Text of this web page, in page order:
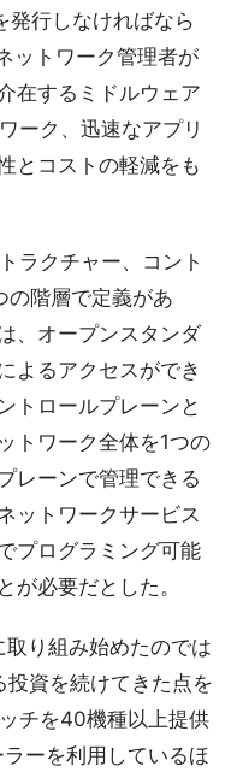
発行しなければなら
ットワーク管理者が
在するミドルウェア
ーク、迅速なアプリ
とコストの軽減をも
ラクチャー、コント
の階層で定義があ
、オープンスタンダ
よるアクセスができ
トロールプレーンと
トワーク全体を1つの
レーンで管理できる
ットワークサービス
プログラミング可能
が必要だとした。
り組み始めたのでは
資を続けてきた点を
チを40機種以上提供
ーを利用しているほ